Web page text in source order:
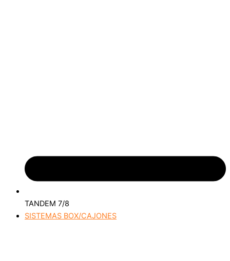
TANDEM 7/8
SISTEMAS BOX/CAJONES